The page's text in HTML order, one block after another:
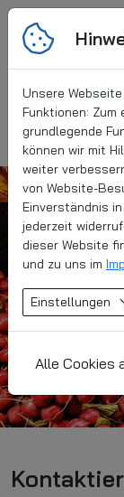
Unsere
Funktionen:
grundlegende
können wir mit
weiter
von Website-
Einverständnis
jederzeit
dieser Website
und zu uns im
Einstellungen
Alle Cookies